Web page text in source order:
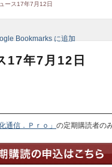
ース17年7月12日
年7月12日
通信．Ｐｒｏ」 の定期購読者の